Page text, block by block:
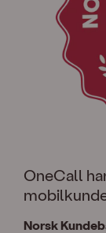
OneCall
Norsk